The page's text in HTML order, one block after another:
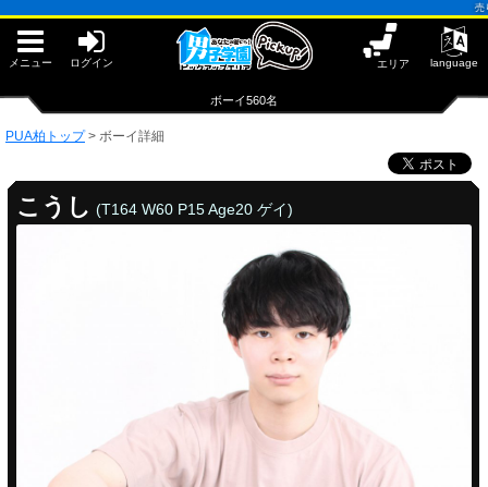
売り専(ウ
PUA柏
メニュー ログイン エリア language
ボーイ560名
サテライト大宮
PUA柏
PUA'赤羽
PUA四日市
PUA津
PUA和歌山
PUA奈良
PUA加古川
×閉じる
PUA鹿児島
PUA柏トップ> ボーイ詳細
こうし (T164 W60 P15 Age20 ゲイ)